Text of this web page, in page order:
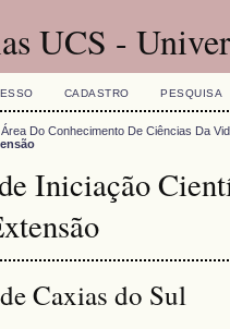
UCS -
CADASTRO PESQUISA
Do Conhecimento De Ciências Da
Iniciação
Caxias do Sul